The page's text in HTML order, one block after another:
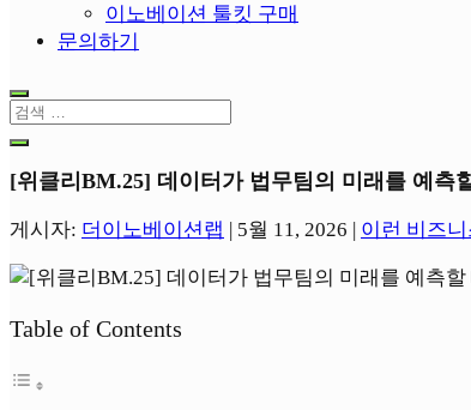
이노베이션 툴킷 구매
문의하기
[위클리BM.25] 데이터가 법무팀의 미래를 예측
게시자: 더이노베이션랩 | 5월 11, 2026 | 이런 비즈
Table of Contents